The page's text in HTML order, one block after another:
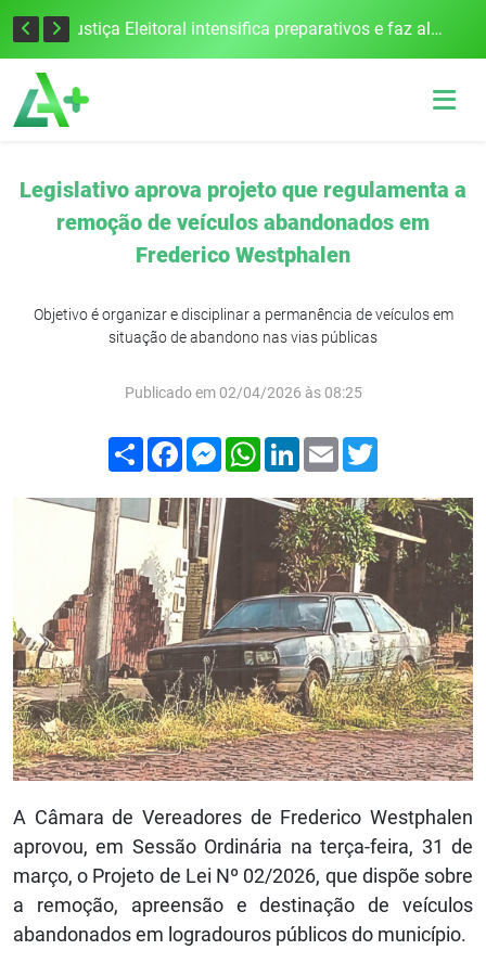
Escolas da 21ª CRE se destacam no IDEB com altos índices e avanços Justiça Eleitoral intensifica preparativos e faz alertas para as Eleições 2026 na 94ª Zona Eleitoral
Legislativo aprova projeto que regulamenta a
remoção de veículos abandonados em
Frederico Westphalen
Objetivo é organizar e disciplinar a permanência de veículos em
situação de abandono nas vias públicas
Publicado em 02/04/2026 às 08:25
Compartilhar
FacebookMessenger
WhatsApp
LinkedIn
Email
A Câmara de Vereadores de Frederico Westphalen
aprovou, em Sessão Ordinária na terça-feira, 31 de
março, o Projeto de Lei Nº 02/2026, que dispõe sobre
a remoção, apreensão e destinação de veículos
abandonados em logradouros públicos do município.